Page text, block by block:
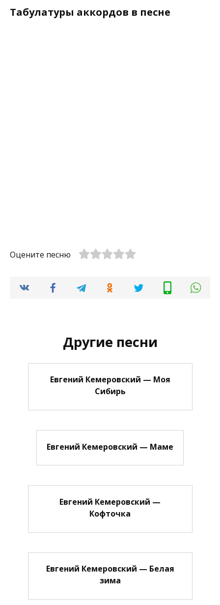
Табулатуры аккордов в песне
Оцените песню
Другие песни
Евгений Кемеровский — Моя
Сибирь
Евгений Кемеровский — Маме
Евгений Кемеровский —
Кофточка
Евгений Кемеровский — Белая
зима